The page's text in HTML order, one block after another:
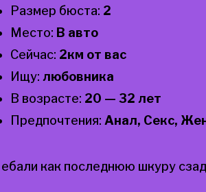
Размер бюста: 2
Место: В авто
Сейчас: 2км от вас
Ищу: любовника
В возрасте: 20 — 32 лет
Предпочтения: Анал, Секс,
как последнюю шкуру